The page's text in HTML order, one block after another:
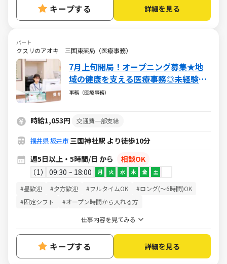
キープする 詳細を見る
パート
クスリのアオキ 三国東薬局（医療事務）
7月上旬開局！オープニング募集★地
域の健康を支える医療事務◎未経験か
ら成長できる環境あり／社会に貢献で
～・日祝休み
事務（医療事務）
時給1,053円 交通費一部支給
福井県坂井市 三国神社駅 より徒歩10分
週5日以上・5時間/日 から
相談OK
1
09:30 ~ 18:00 月 火 水 木 金 土
#昼歓迎 #夕方歓迎 #フルタイムOK
#ロング(～6時間)OK
#固定シフト
#オープン時間から入れる方
仕事内容を見てみる
キープする 詳細を見る